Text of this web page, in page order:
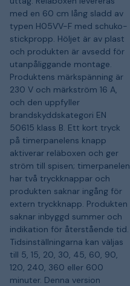
med en 60 cm lång sladd av
typen H05VV-F med schuko-
stickpropp. Höljet är av plast
och produkten är avsedd för
utanpåliggande montage.
Produktens märkspänning är
230 V och märkström 16 A,
och den uppfyller
brandskyddskategori EN
50615 klass B. Ett kort tryck
på timerpanelens knapp
aktiverar reläboxen och ger
ström till spisen; timerpanelen
har två tryckknappar och
produkten saknar ingång för
extern tryckknapp. Produkten
saknar inbyggd summer och
indikation för återstående tid.
Tidsinställningarna kan väljas
till 5, 15, 20, 30, 45, 60, 90,
120, 240, 360 eller 600
minuter. Denna version